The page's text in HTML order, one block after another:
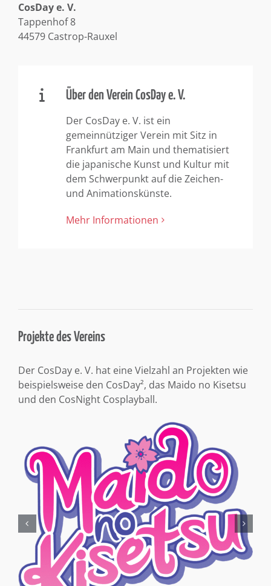
CosDay e. V.
Tappenhof 8
44579 Castrop-Rauxel
Über den Verein CosDay e. V.
Der CosDay e. V. ist ein
gemeinnütziger Verein mit Sitz in
Frankfurt am Main und thematisiert
die japanische Kunst und Kultur mit
dem Schwerpunkt auf die Zeichen-
und Animationskünste.
Mehr Informationen
Projekte des Vereins
Der CosDay e. V. hat eine Vielzahl an Projekten wie
beispielsweise den CosDay², das Maido no Kisetsu
und den CosNight Cosplayball.